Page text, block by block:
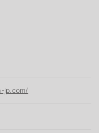
jp.com/